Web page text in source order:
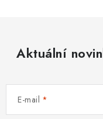
Aktuální
E-mail